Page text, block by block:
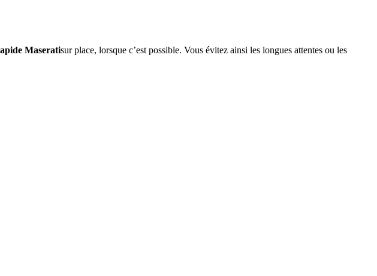
Maseratisur place, lorsque c’est possible. Vous évitez ainsi les longues attentes ou les